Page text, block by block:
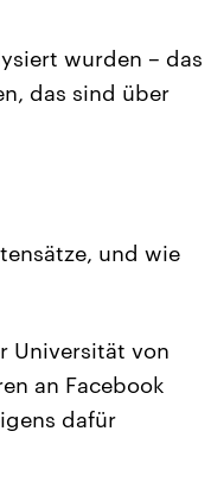
wurden – das
das sind über
und wie
Universität von
an Facebook
dafür